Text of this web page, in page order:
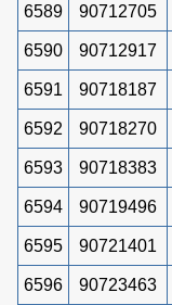
6589 90712705
6590 90712917
6591 90718187
6592 90718270
6593 90718383
6594 90719496
6595 90721401
6596 90723463